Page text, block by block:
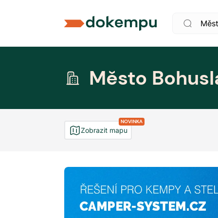
Město
NOVINKA
Zobrazit mapu